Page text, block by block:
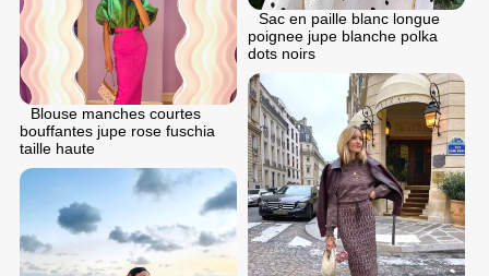
Sac en paille blanc longue
poignee jupe blanche polka
dots noirs
Blouse manches courtes
bouffantes jupe rose fuschia
taille haute